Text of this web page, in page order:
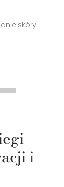
skóry
i